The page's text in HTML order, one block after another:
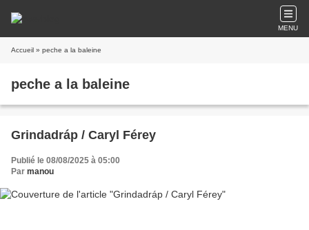
MENU
Accueil » peche a la baleine
peche a la baleine
Grindadráp / Caryl Férey
Publié le 08/08/2025 à 05:00
Par manou